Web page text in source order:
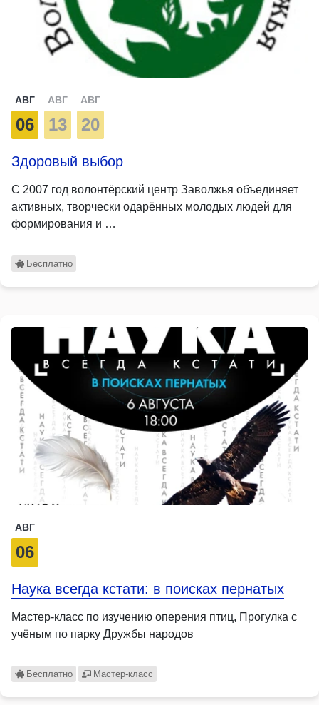
АВГ
06
АВГ
13
АВГ
20
Здоровый выбор
С 2007 год волонтёрский центр Заволжья объединяет
активных, творчески одарённых молодых людей для
формирования и …
Бесплатно
АВГ
06
Наука всегда кстати: в поисках пернатых
Мастер-класс по изучению оперения птиц, Прогулка с
учёным по парку Дружбы народов
Бесплатно Мастер-класс